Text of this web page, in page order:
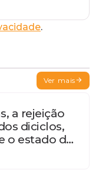
.
Ver mais
a rejeição
diciclos,
o estado de